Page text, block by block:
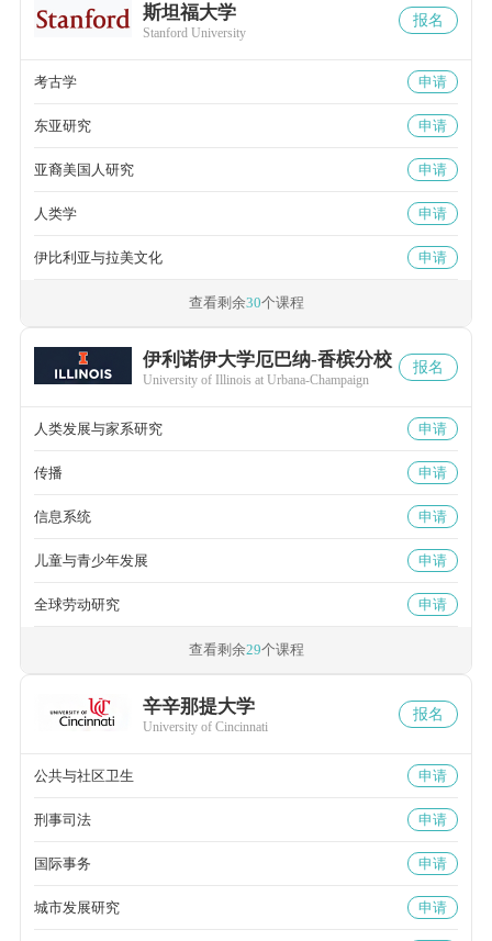
斯坦福大学
Stanford University
报名
考古学 申请
东亚研究 申请
亚裔美国人研究 申请
人类学 申请
伊比利亚与拉美文化 申请
查看剩余30个课程
伊利诺伊大学厄巴纳-香槟分校
University of Illinois at Urbana-Champaign
报名
人类发展与家系研究 申请
传播 申请
信息系统 申请
儿童与青少年发展 申请
全球劳动研究 申请
查看剩余29个课程
辛辛那提大学
University of Cincinnati
报名
公共与社区卫生 申请
刑事司法 申请
国际事务 申请
城市发展研究 申请